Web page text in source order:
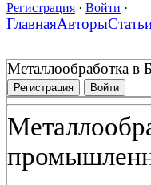
Регистрация · Войти ·
ГлавнаяАвторы
Металлообработка в
Регистрация Войти